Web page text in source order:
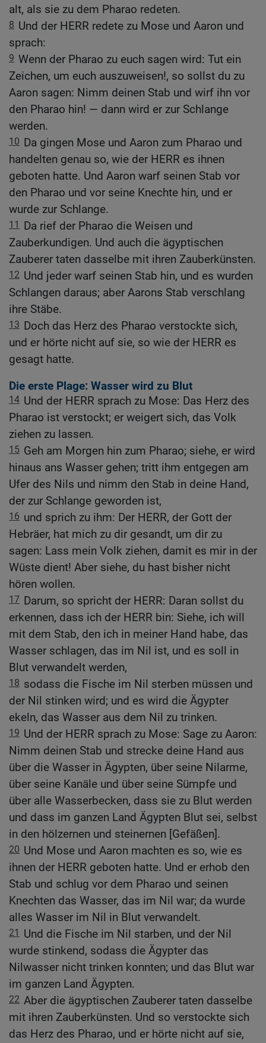
alt, als sie zu dem Pharao redeten.
8 Und der HERR redete zu Mose und Aaron und
sprach:
9 Wenn der Pharao zu euch sagen wird: Tut ein
Zeichen, um euch auszuweisen!, so sollst du zu
Aaron sagen: Nimm deinen Stab und wirf ihn vor
den Pharao hin! — dann wird er zur Schlange
werden.
10 Da gingen Mose und Aaron zum Pharao und
handelten genau so, wie der HERR es ihnen
geboten hatte. Und Aaron warf seinen Stab vor
den Pharao und vor seine Knechte hin, und er
wurde zur Schlange.
11 Da rief der Pharao die Weisen und
Zauberkundigen. Und auch die ägyptischen
Zauberer taten dasselbe mit ihren Zauberkünsten.
12 Und jeder warf seinen Stab hin, und es wurden
Schlangen daraus; aber Aarons Stab verschlang
ihre Stäbe.
13 Doch das Herz des Pharao verstockte sich,
und er hörte nicht auf sie, so wie der HERR es
gesagt hatte.
Die erste Plage: Wasser wird zu Blut
14 Und der HERR sprach zu Mose: Das Herz des
Pharao ist verstockt; er weigert sich, das Volk
ziehen zu lassen.
15 Geh am Morgen hin zum Pharao; siehe, er wird
hinaus ans Wasser gehen; tritt ihm entgegen am
Ufer des Nils und nimm den Stab in deine Hand,
der zur Schlange geworden ist,
16 und sprich zu ihm: Der HERR, der Gott der
Hebräer, hat mich zu dir gesandt, um dir zu
sagen: Lass mein Volk ziehen, damit es mir in der
Wüste dient! Aber siehe, du hast bisher nicht
hören wollen.
17 Darum, so spricht der HERR: Daran sollst du
erkennen, dass ich der HERR bin: Siehe, ich will
mit dem Stab, den ich in meiner Hand habe, das
Wasser schlagen, das im Nil ist, und es soll in
Blut verwandelt werden,
18 sodass die Fische im Nil sterben müssen und
der Nil stinken wird; und es wird die Ägypter
ekeln, das Wasser aus dem Nil zu trinken.
19 Und der HERR sprach zu Mose: Sage zu Aaron:
Nimm deinen Stab und strecke deine Hand aus
über die Wasser in Ägypten, über seine Nilarme,
über seine Kanäle und über seine Sümpfe und
über alle Wasserbecken, dass sie zu Blut werden
und dass im ganzen Land Ägypten Blut sei, selbst
in den hölzernen und steinernen [Gefäßen].
20 Und Mose und Aaron machten es so, wie es
ihnen der HERR geboten hatte. Und er erhob den
Stab und schlug vor dem Pharao und seinen
Knechten das Wasser, das im Nil war; da wurde
alles Wasser im Nil in Blut verwandelt.
21
Und die Fische im Nil starben, und der Nil
wurde stinkend, sodass die Ägypter das
Nilwasser nicht trinken konnten; und das Blut war
im ganzen Land Ägypten.
22 Aber die ägyptischen Zauberer taten dasselbe
mit ihren Zauberkünsten. Und so verstockte sich
das Herz des Pharao, und er hörte nicht auf sie,